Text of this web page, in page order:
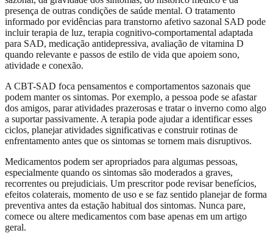
presença de outras condições de saúde mental. O tratamento
informado por evidências para transtorno afetivo sazonal SAD pode
incluir terapia de luz, terapia cognitivo-comportamental adaptada
para SAD, medicação antidepressiva, avaliação de vitamina D
quando relevante e passos de estilo de vida que apoiem sono,
atividade e conexão.
A CBT-SAD foca pensamentos e comportamentos sazonais que
podem manter os sintomas. Por exemplo, a pessoa pode se afastar
dos amigos, parar atividades prazerosas e tratar o inverno como algo
a suportar passivamente. A terapia pode ajudar a identificar esses
ciclos, planejar atividades significativas e construir rotinas de
enfrentamento antes que os sintomas se tornem mais disruptivos.
Medicamentos podem ser apropriados para algumas pessoas,
especialmente quando os sintomas são moderados a graves,
recorrentes ou prejudiciais. Um prescritor pode revisar benefícios,
efeitos colaterais, momento de uso e se faz sentido planejar de forma
preventiva antes da estação habitual dos sintomas. Nunca pare,
comece ou altere medicamentos com base apenas em um artigo
geral.